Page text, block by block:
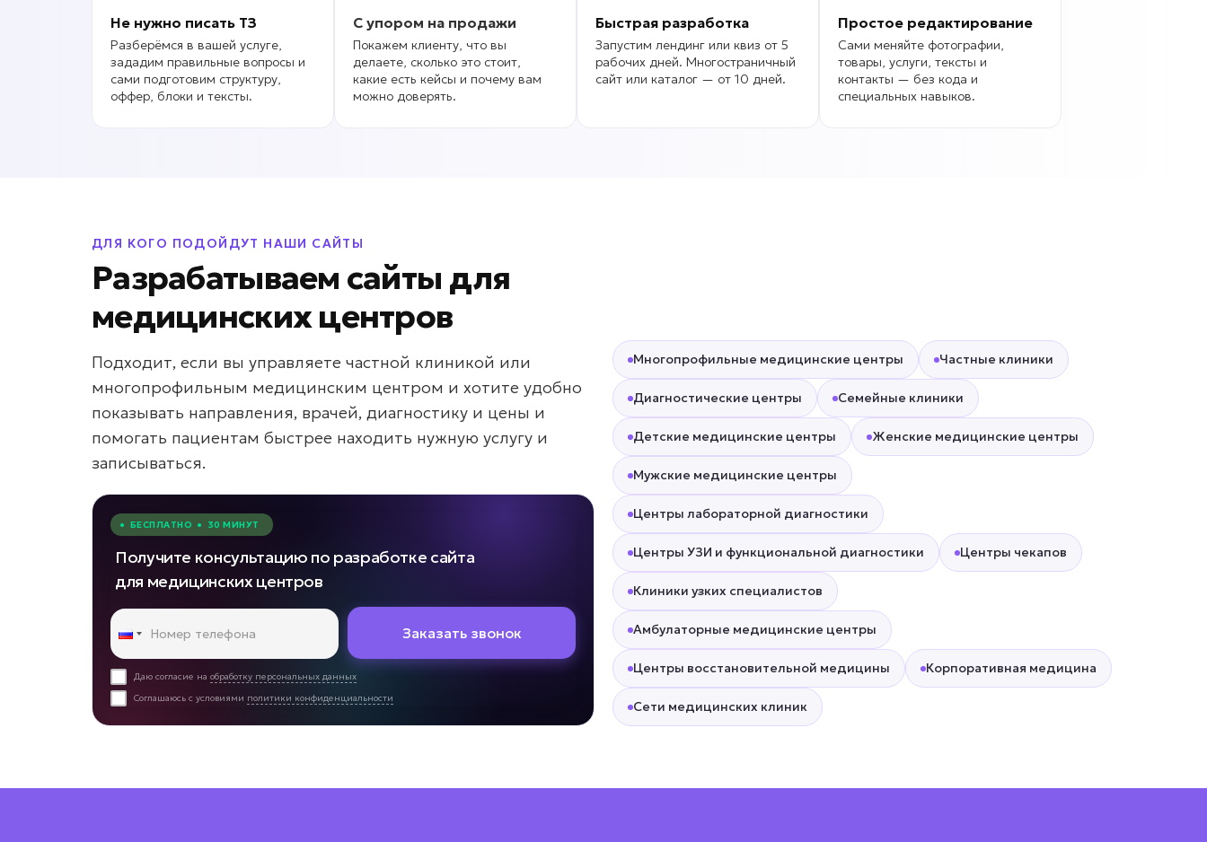
Не нужно писать ТЗ
Разберёмся в вашей услуге,
зададим правильные вопросы и
сами подготовим структуру,
оффер, блоки и тексты.
С упором на продажи
Покажем клиенту, что вы
делаете, сколько это стоит,
какие есть кейсы и почему вам
можно доверять.
Быстрая разработка
Запустим лендинг или квиз от 5
рабочих дней. Многостраничный
сайт или каталог — от 10 дней.
Простое редактирование
Сами меняйте фотографии,
товары, услуги, тексты и
контакты — без кода и
специальных навыков.
ДЛЯ КОГО ПОДОЙДУТ НАШИ САЙТЫ
Разрабатываем сайты для
медицинских центров
Подходит, если вы управляете частной клиникой или
многопрофильным медицинским центром и хотите удобно
показывать направления, врачей, диагностику и цены и
помогать пациентам быстрее находить нужную услугу и
записываться.
• БЕСПЛАТНО • 30 МИНУТ
Получите консультацию по разработке сайта
для медицинских центров
Заказать звонок
Даю согласие на обработку персональных данных
Соглашаюсь с условиями политики конфиденциальности
Многопрофильные медицинские центры Частные клиники
Диагностические центры Семейные клиники
Детские медицинские центры Женские медицинские центры
Мужские медицинские центры
Центры лабораторной диагностики
Центры УЗИ и функциональной диагностики Центры чекапов
Клиники узких специалистов
Амбулаторные медицинские центры
Центры восстановительной медицины Корпоративная медицина
Сети медицинских клиник